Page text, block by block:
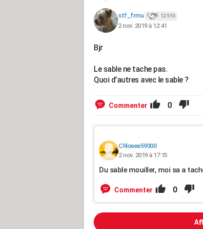
stf_frmu 12 510
2 nov. 2019 à 12:41
Bjr
Le sable ne tache pas.
Quoi d'autres avec le sable ?
Commenter 0
Chloeee59000
2 nov. 2019 à 17:15
Du sable mouiller, moi sa a
Commenter 0